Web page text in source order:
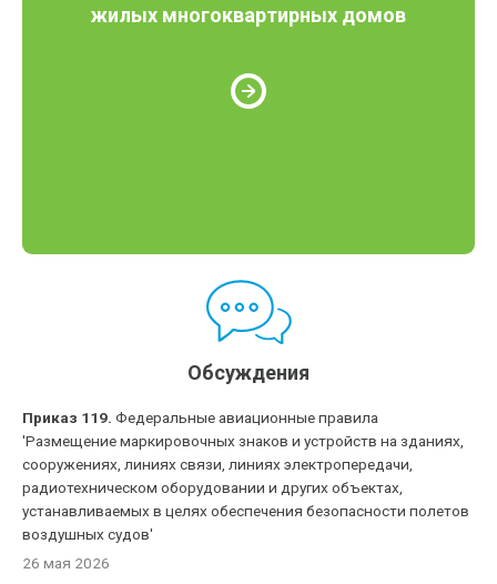
жилых многоквартирных домов
Обсуждения
Приказ 119. Федеральные авиационные правила
'Размещение маркировочных знаков и устройств на зданиях,
сооружениях, линиях связи, линиях электропередачи,
радиотехническом оборудовании и других объектах,
устанавливаемых в целях обеспечения безопасности полетов
воздушных судов'
26 мая 2026